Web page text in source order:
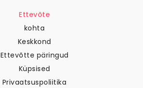
Ettevõte
kohta
Keskkond
Ettevõtte päringud
Küpsised
Privaatsuspoliitika